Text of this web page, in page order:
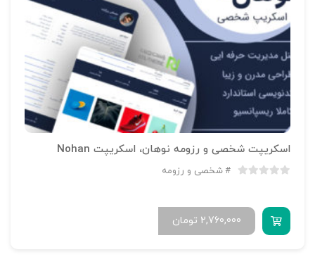
اسکریپت شخصی و رزومه نوهان، اسکریپت Nohan
شخصی و رزومه
تومان 2,760,000